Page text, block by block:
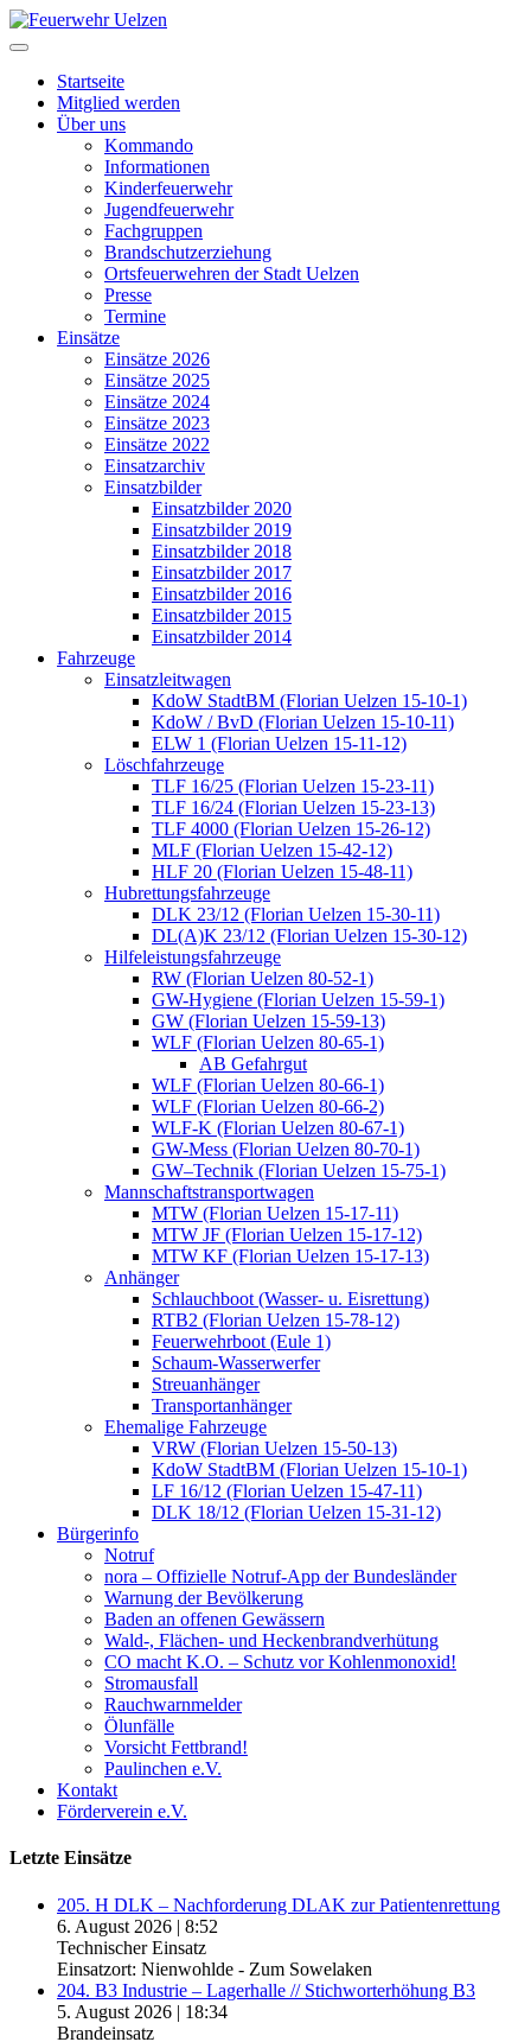
Startseite
Mitglied werden
Über uns
Kommando
Informationen
Kinderfeuerwehr
Jugendfeuerwehr
Fachgruppen
Brandschutzerziehung
Ortsfeuerwehren der Stadt Uelzen
Presse
Termine
Einsätze
Einsätze 2026
Einsätze 2025
Einsätze 2024
Einsätze 2023
Einsätze 2022
Einsatzarchiv
Einsatzbilder
Einsatzbilder 2020
Einsatzbilder 2019
Einsatzbilder 2018
Einsatzbilder 2017
Einsatzbilder 2016
Einsatzbilder 2015
Einsatzbilder 2014
Fahrzeuge
Einsatzleitwagen
KdoW StadtBM (Florian Uelzen 15-10-1)
KdoW / BvD (Florian Uelzen 15-10-11)
ELW 1 (Florian Uelzen 15-11-12)
Löschfahrzeuge
TLF 16/25 (Florian Uelzen 15-23-11)
TLF 16/24 (Florian Uelzen 15-23-13)
TLF 4000 (Florian Uelzen 15-26-12)
MLF (Florian Uelzen 15-42-12)
HLF 20 (Florian Uelzen 15-48-11)
Hubrettungsfahrzeuge
DLK 23/12 (Florian Uelzen 15-30-11)
DL(A)K 23/12 (Florian Uelzen 15-30-12)
Hilfeleistungsfahrzeuge
RW (Florian Uelzen 80-52-1)
GW-Hygiene (Florian Uelzen 15-59-1)
GW (Florian Uelzen 15-59-13)
WLF (Florian Uelzen 80-65-1)
AB Gefahrgut
WLF (Florian Uelzen 80-66-1)
WLF (Florian Uelzen 80-66-2)
WLF-K (Florian Uelzen 80-67-1)
GW-Mess (Florian Uelzen 80-70-1)
GW–Technik (Florian Uelzen 15-75-1)
Mannschaftstransportwagen
MTW (Florian Uelzen 15-17-11)
MTW JF (Florian Uelzen 15-17-12)
MTW KF (Florian Uelzen 15-17-13)
Anhänger
Schlauchboot (Wasser- u. Eisrettung)
RTB2 (Florian Uelzen 15-78-12)
Feuerwehrboot (Eule 1)
Schaum-Wasserwerfer
Streuanhänger
Transportanhänger
Ehemalige Fahrzeuge
VRW (Florian Uelzen 15-50-13)
KdoW StadtBM (Florian Uelzen 15-10-1)
LF 16/12 (Florian Uelzen 15-47-11)
DLK 18/12 (Florian Uelzen 15-31-12)
Bürgerinfo
Notruf
nora – Offizielle Notruf-App der Bundesländer
Warnung der Bevölkerung
Baden an offenen Gewässern
Wald-, Flächen- und Heckenbrandverhütung
CO macht K.O. – Schutz vor Kohlenmonoxid!
Stromausfall
Rauchwarnmelder
Ölunfälle
Vorsicht Fettbrand!
Paulinchen e.V.
Kontakt
Förderverein e.V.
Letzte Einsätze
205. H DLK – Nachforderung DLAK zur Patientenrettung
6. August 2026 | 8:52
Technischer Einsatz
Einsatzort: Nienwohlde - Zum Sowelaken
204. B3 Industrie – Lagerhalle // Stichworterhöhung B3
5. August 2026 | 18:34
Brandeinsatz